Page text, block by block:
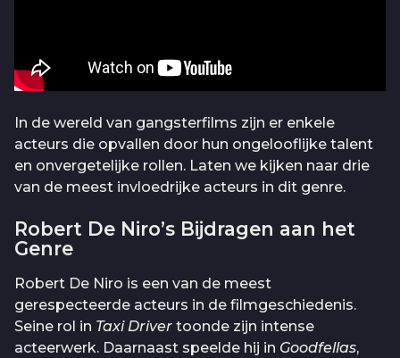
In de wereld van gangsterfilms zijn er enkele
acteurs die opvallen door hun ongelooflijke talent
en onvergetelijke rollen. Laten we kijken naar drie
van de meest invloedrijke acteurs in dit genre.
Robert De Niro’s Bijdragen aan het
Genre
Robert De Niro is een van de meest
gerespecteerde acteurs in de filmgeschiedenis.
Seine rol in Taxi Driver toonde zijn intense
acteerwerk. Daarnaast speelde hij in Goodfellas,